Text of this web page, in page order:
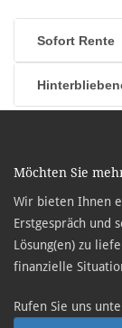
Sofort Rente
Möchten Sie
Wir bieten Ihnen
Erstgespräch und
Lösung(en) zu
finanzielle
Rufen Sie uns